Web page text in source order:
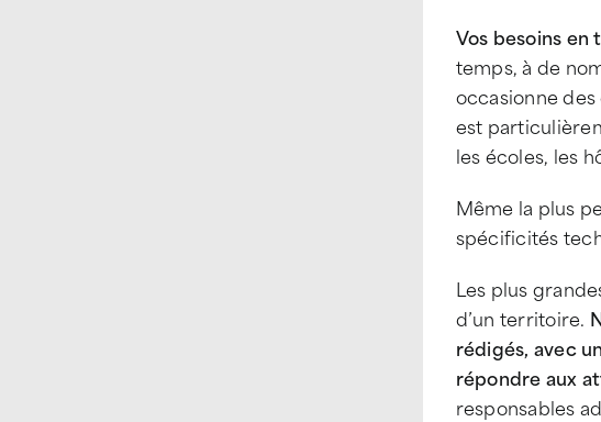
Vos besoins
temps, à de
occasionne
est
les écoles, les
Même la plus
spécificités
Les plus
d’un territoire.
rédigés, avec
répondre aux
responsables